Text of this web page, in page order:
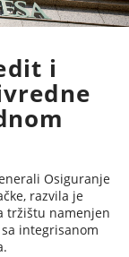
i
Osiguranje
razvila je
tržištu namenjen
integrisanom